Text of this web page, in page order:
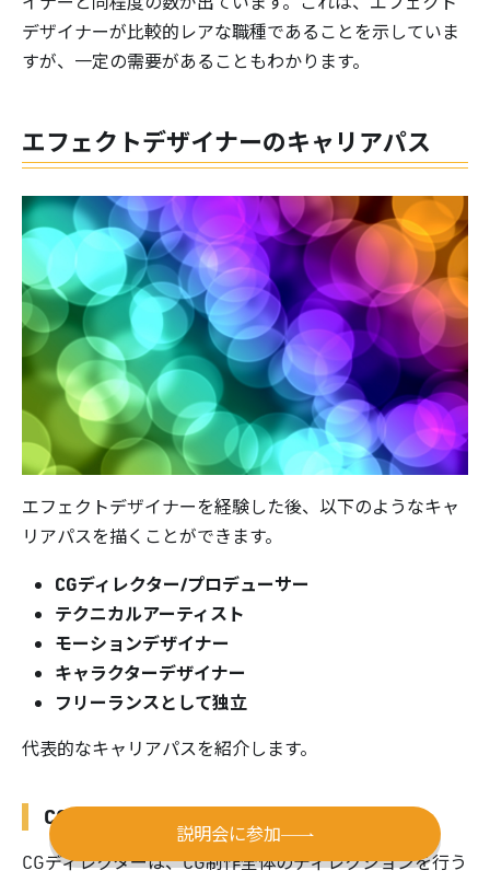
デザイナーが比較的レアな職種であることを示していま
すが、一定の需要があることもわかります。
エフェクトデザイナーのキャリアパス
エフェクトデザイナーを経験した後、以下のようなキャ
リアパスを描くことができます。
CGディレクター/プロデューサー
テクニカルアーティスト
モーションデザイナー
キャラクターデザイナー
フリーランスとして独立
代表的なキャリアパスを紹介します。
CGディレクター/プロデューサー
CGディレクターは、CG制作全体のディレクションを行う
説明会に参加